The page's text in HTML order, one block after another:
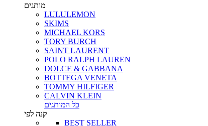
מותגים
LULULEMON
SKIMS
MICHAEL KORS
TORY BURCH
SAINT LAURENT
POLO RALPH LAUREN
DOLCE & GABBANA
BOTTEGA VENETA
TOMMY HILFIGER
CALVIN KLEIN
כל המותגים
קנה לפי
BEST SELLER